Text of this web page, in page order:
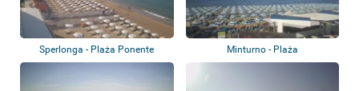
Sperlonga - Plaża Ponente Minturno - Plaża